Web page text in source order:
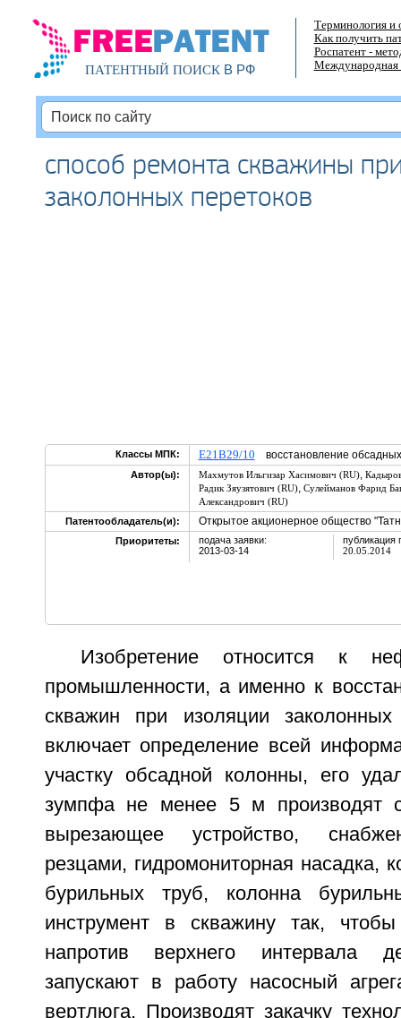
ПАТЕНТНЫЙ ПОИСКВ РФ
Терминология и
Как получить
Роспатент -
Международная
способ ремонта скважины
заколонных перетоков
Классы МПК: E21B29/10 восстановление
Автор(ы): Махмутов Ильгизар Хасимович (RU),
Радик Зяузятович (RU), Сулейманов Фарид
Александрович (RU)
Патентообладатель(и):
Открытое акционерное общество
Приоритеты:
подача заявки:
2013-03-14
публикация
20.05.2014
Изобретение относится к
промышленности, а именно к
скважин при изоляции
включает определение всей
участку обсадной колонны, его
зумпфа не менее 5 м производят
вырезающее устройство,
резцами, гидромониторная насадка,
бурильных труб, колонна
инструмент в скважину так,
напротив верхнего интервала
запускают в работу насосный
вертлюга. Производят закачку